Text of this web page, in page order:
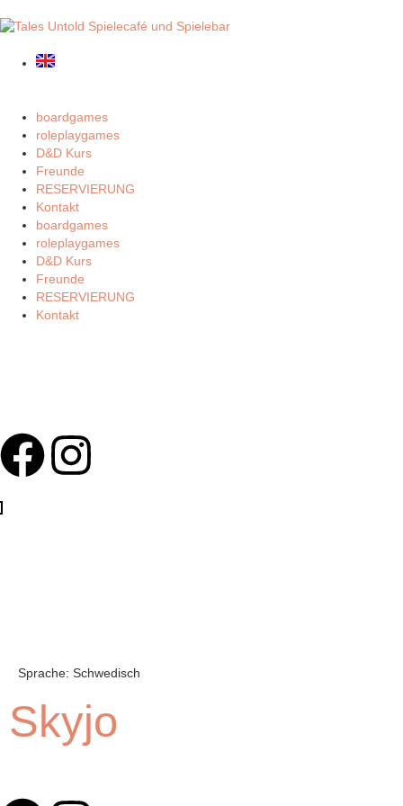
boardgames
roleplaygames
D&D Kurs
Freunde
RESERVIERUNG
Kontakt
boardgames
roleplaygames
D&D Kurs
Freunde
RESERVIERUNG
Kontakt
Sprache: Schwedisch
Skyjo